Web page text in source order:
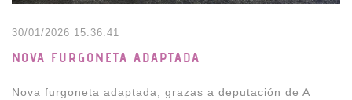
30/01/2026 15:36:41
NOVA FURGONETA ADAPTADA
Nova furgoneta adaptada, grazas a deputación de A